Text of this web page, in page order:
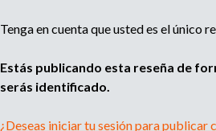
Tenga en cuenta que usted es el único
Estás publicando esta reseña de
serás identificado.
¿Deseas iniciar tu sesión para publicar